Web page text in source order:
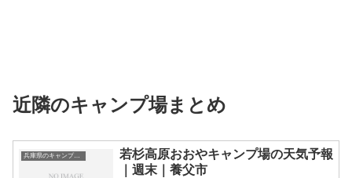
近隣のキャンプ場まとめ
兵庫県のキャンプ場一覧
若杉高原おおやキャンプ場の天気予報
｜週末｜養父市